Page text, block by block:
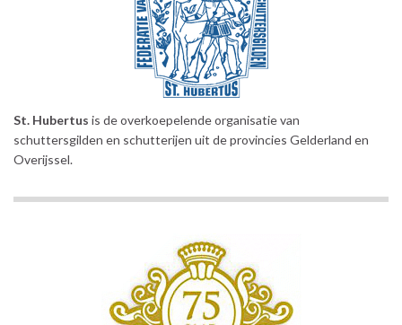
St. Hubertus is de overkoepelende organisatie van
schuttersgilden en schutterijen uit de provincies Gelderland en
Overijssel.